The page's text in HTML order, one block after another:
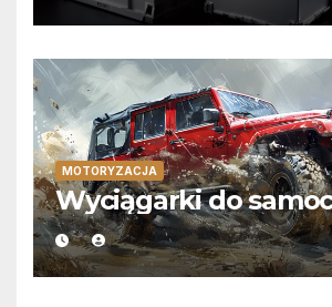
MOTORYZACJA
Wyciągarki do